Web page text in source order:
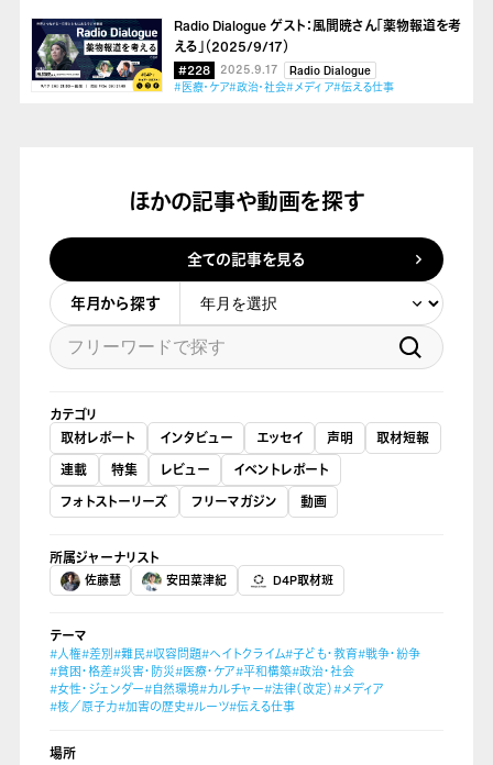
Radio Dialogue ゲスト：風間暁さん「薬物報道を考
える」（2025/9/17）
#228 2025.9.17
Radio Dialogue
#医療・ケア#政治・社会#メディア#伝える仕事
ほかの記事や動画を探す
全ての記事を見る
年月から探す
カテゴリ
取材レポート
インタビュー エッセイ 声明
取材短報
連載
特集 レビュー
イベントレポート
フォトストーリーズ
フリーマガジン 動画
所属ジャーナリスト
佐藤慧 安田菜津紀 D4P取材班
テーマ
#人権#差別#難民#収容問題#ヘイトクライム#子ども・教育#戦争・紛争
#貧困・格差#災害・防災#医療・ケア#平和構築#政治・社会
#女性・ジェンダー#自然環境#カルチャー#法律（改定）#メディア
#核／原子力#加害の歴史#ルーツ#伝える仕事
場所